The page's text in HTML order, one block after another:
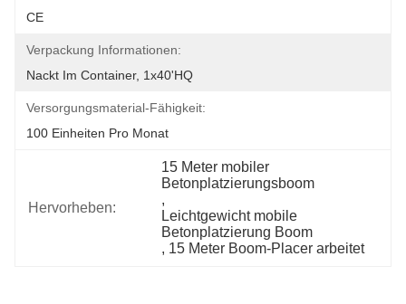
CE
Verpackung Informationen:
Nackt Im Container, 1x40'HQ
Versorgungsmaterial-Fähigkeit:
100 Einheiten Pro Monat
Hervorheben:
15 Meter mobiler
Betonplatzierungsboom
,
Leichtgewicht mobile
Betonplatzierung Boom
, 15 Meter Boom-Placer arbeitet